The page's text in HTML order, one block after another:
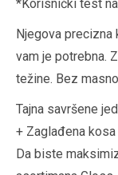
*Korisnički test
Njegova precizna
vam je potrebna.
težine. Bez
Tajna savršene
+ Zaglađena kosa
Da biste